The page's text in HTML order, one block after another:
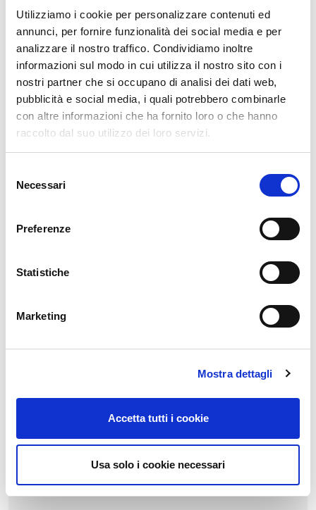
Utilizziamo i cookie per personalizzare contenuti ed
annunci, per fornire funzionalità dei social media e per
analizzare il nostro traffico. Condividiamo inoltre
informazioni sul modo in cui utilizza il nostro sito con i
nostri partner che si occupano di analisi dei dati web,
pubblicità e social media, i quali potrebbero combinarle
con altre informazioni che ha fornito loro o che hanno
raccolto dal suo utilizzo dei loro servizi.
delNecessari
Preferenze
Statistiche
Marketing
Mostra dettagli
Accetta tutti i cookie
Usa solo i cookie necessari
Regalgrid Europe
Technology provider innovativo con sede a Treviso, nato con lo
scopo di sviluppare un sistema sostenibile, avanzato e
innovativo di gestione dell’energia rinnovabile attraverso la
combinazione e coordinamento di hardware di fabbricanti
d’impresa che si fonda sulla forza di un Gruppo di aziende
controllate e compartecipate (Regalgrid Europe, B-CER,
direttamente o in collaborazione con partner, progetti
generata da gruppi di utenti connessi alla rete elettrica.
Categorie
Non categorizzato